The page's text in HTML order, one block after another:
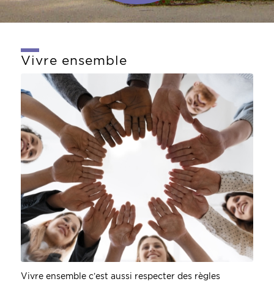
Vivre ensemble
Vivre ensemble c’est aussi respecter des règles